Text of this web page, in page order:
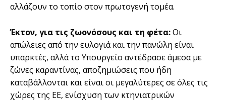
αλλάζουν το τοπίο στον πρωτογενή τομέα.
Έκτον, για τις ζωονόσους και τη φέτα:Οι
απώλειες από την ευλογιά και την πανώλη είναι
υπαρκτές, αλλά το Υπουργείο αντέδρασε άμεσα με
ζώνες καραντίνας, αποζημιώσεις που ήδη
καταβάλλονται και είναι οι μεγαλύτερες σε όλες τις
χώρες της ΕΕ, ενίσχυση των κτηνιατρικών